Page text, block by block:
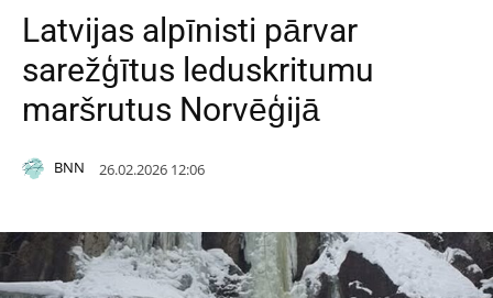
Latvijas alpīnisti pārvar
sarežģītus leduskritumu
maršrutus Norvēģijā
BNN 26.02.2026 12:06